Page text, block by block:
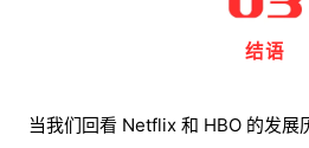
结语
当我们回看 Netflix 和 HBO 的发展